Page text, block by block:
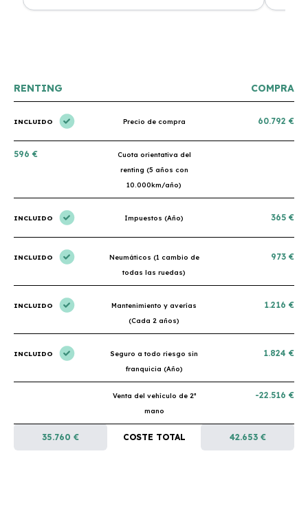
Su atención al cliente es muy buena y el coche llegó
nuevo y
RENTING COMPRA
INCLUIDO Precio de compra 60.792 €
596 €
Cuota orientativa del
renting (5 años con
10.000km/año)
INCLUIDO Impuestos (Año) 365 €
INCLUIDO
Neumáticos (1 cambio de
todas las ruedas)
973 €
INCLUIDO
Mantenimiento y averías
(Cada 2 años)
1.216 €
INCLUIDO
Seguro a todo riesgo sin
franquicia (Año)
1.824 €
Venta del vehículo de 2ª
mano
-22.516 €
35.760 € COSTE TOTAL 42.653 €